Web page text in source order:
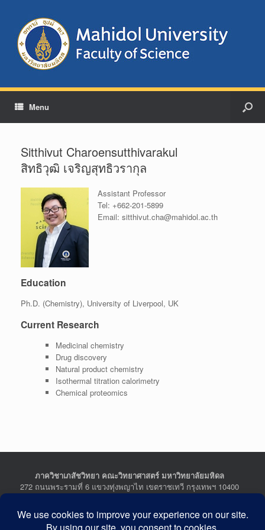
Menu
Sitthivut Charoensutthivarakul
สิทธิวุฒิ เจริญสุทธิวรากุล
Assistant Professor
Tel: +662-201-5899
Email: sitthivut.cha@mahidol.ac.th
Education
Ph.D. (Chemistry), University of Liverpool, UK
Current Research
Medicinal chemistry
Drug discovery
Natural product chemistry
Isothermal titration calorimetry
Chemical proteomics
ภาควิชาเภสัชวิทยา คณะวิทยาศาสตร์ มหาวิทยาลัยมหิดล
272 ถนนพระรามที่ 6 แขวงทุ่งพญาไท เขตราชเทวี กรุงเทพฯ 10400
Department of Pharmacology, Faculty of Science, Mahidol
University